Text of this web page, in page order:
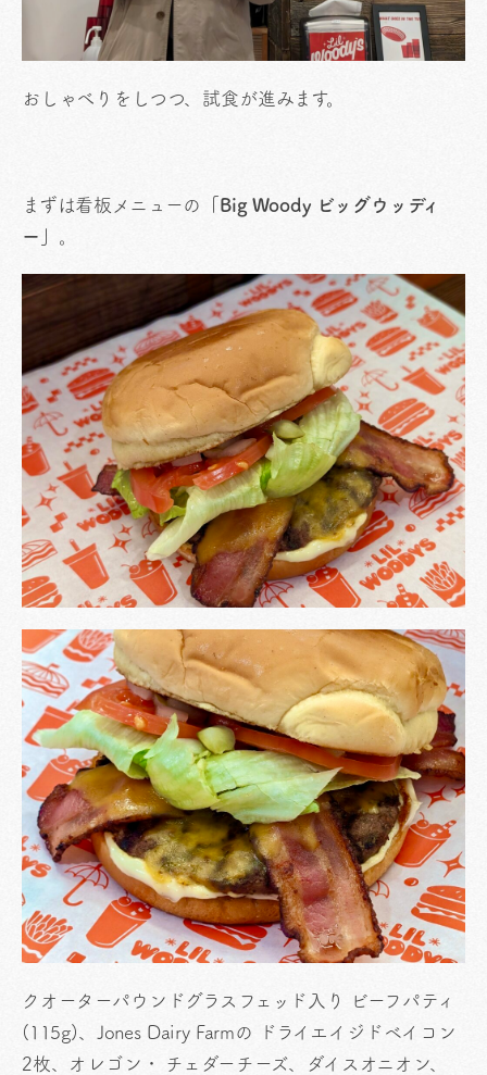
おしゃべりをしつつ、試食が進みます。
まずは看板メニューの
「Big Woody ビッグウッディ
ー」
。
クオーターパウンドグラスフェッド入り ビーフパティ
(115g)、Jones Dairy Farmの ドライエイジドベイコン
2枚、オレゴン・ チェダーチーズ、ダイスオニオン、